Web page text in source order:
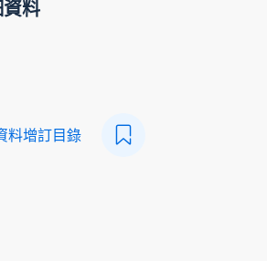
料
料增訂目錄